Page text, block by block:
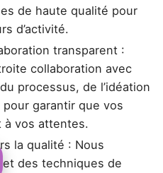
de haute qualité pour
d’activité.
transparent :
collaboration avec
processus, de l’idéation
garantir que vos
à vos attentes.
la qualité : Nous
des techniques de